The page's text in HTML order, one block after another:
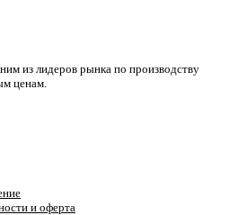
из лидеров рынка по производству
ценам.
и оферта